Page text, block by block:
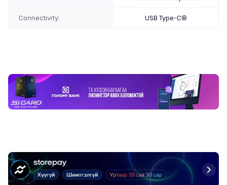
Connectivity: USB Type-C®